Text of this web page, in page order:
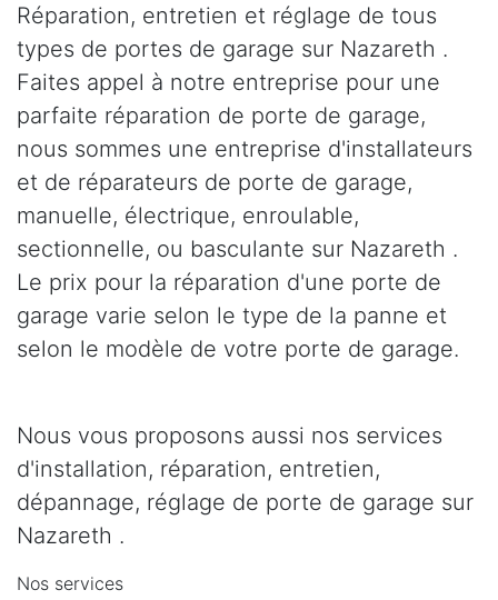
Réparation, entretien et réglage de tous
types de portes de garage sur Nazareth .
Faites appel à notre entreprise pour une
parfaite réparation de porte de garage,
nous sommes une entreprise d'installateurs
et de réparateurs de porte de garage,
manuelle, électrique, enroulable,
sectionnelle, ou basculante sur Nazareth .
Le prix pour la réparation d'une porte de
garage varie selon le type de la panne et
selon le modèle de votre porte de garage.
Nous vous proposons aussi nos services
d'installation, réparation, entretien,
dépannage, réglage de porte de garage sur
Nazareth .
Nos services